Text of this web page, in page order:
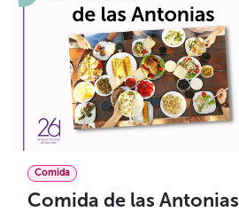
Comida
Comida de las Antonias